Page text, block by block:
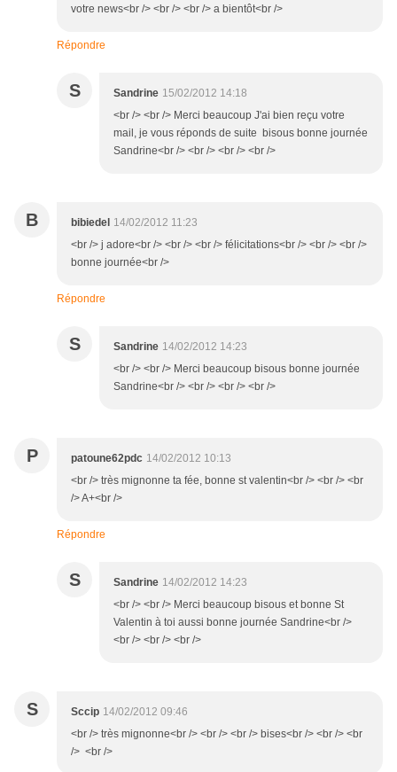
votre news<br /> <br /> <br /> a bientôt<br />
Répondre
S Sandrine 15/02/2012 14:18
<br /> <br /> Merci beaucoup J'ai bien reçu votre
mail, je vous réponds de suite bisous bonne journée
Sandrine<br /> <br /> <br /> <br />
B bibiedel 14/02/2012 11:23
<br /> j adore<br /> <br /> <br /> félicitations<br /> <br /> <br />
bonne journée<br />
Répondre
S Sandrine 14/02/2012 14:23
<br /> <br /> Merci beaucoup bisous bonne journée
Sandrine<br /> <br /> <br /> <br />
P patoune62pdc 14/02/2012 10:13
<br /> très mignonne ta fée, bonne st valentin<br /> <br /> <br
/> A+<br />
Répondre
S Sandrine 14/02/2012 14:23
<br /> <br /> Merci beaucoup bisous et bonne St
Valentin à toi aussi bonne journée Sandrine<br />
<br /> <br /> <br />
S Sccip 14/02/2012 09:46
<br /> très mignonne<br /> <br /> <br /> bises<br /> <br /> <br
/> <br />